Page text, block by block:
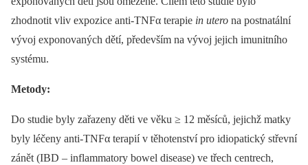
zhodnotit vliv expozice anti-TNFα terapie in utero na postnatální
vývoj exponovaných dětí, především na vývoj jejich imunitního
systému.
Metody:
Do studie byly zařazeny děti ve věku ≥ 12 měsíců, jejichž matky
byly léčeny anti-TNFα terapií v těhotenství pro idiopatický střevní
zánět (IBD –⁠ inflammatory bowel disease) ve třech centrech,